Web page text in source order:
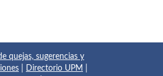
quejas, sugerencias y
Directorio UPM